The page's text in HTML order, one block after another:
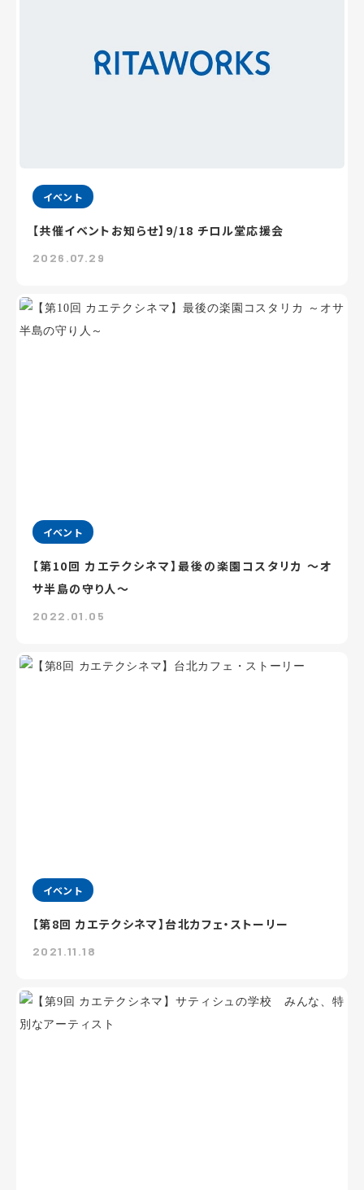
イベント
【共催イベントお知らせ】9/18 チロル堂応援会
2026.07.29
イベント
【第10回 カエテクシネマ】最後の楽園コスタリカ ～オ
サ半島の守り人～
2022.01.05
イベント
【第8回 カエテクシネマ】台北カフェ・ストーリー
2021.11.18